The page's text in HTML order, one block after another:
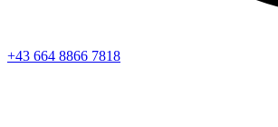
+43 664 8866 7818